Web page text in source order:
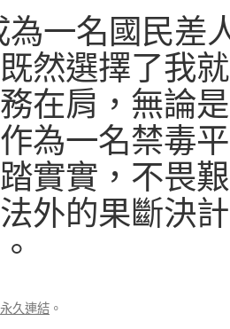
為一名國民差
然選擇了我
在肩，無論
為一名禁毒
實實，不畏
外的果斷決
永久連結 。